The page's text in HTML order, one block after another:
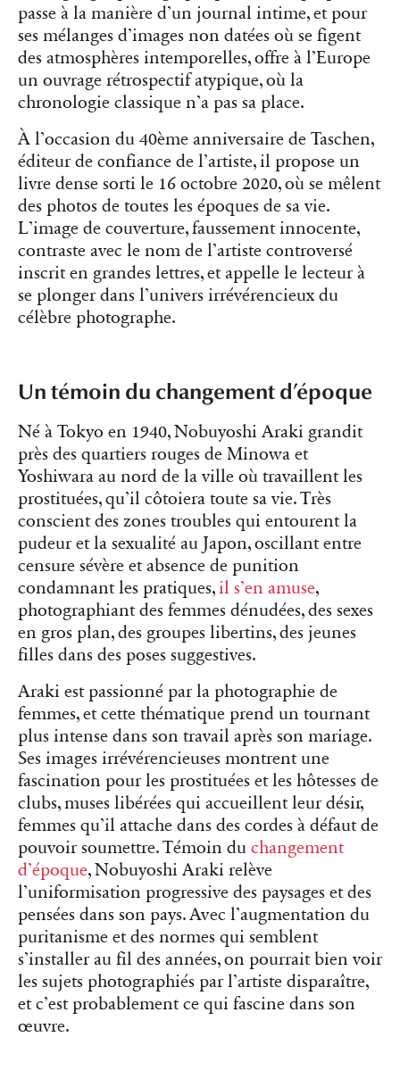
passe à la manière d’un journal intime, et pour
ses mélanges d’images non datées où se figent
des atmosphères intemporelles, offre à l’Europe
un ouvrage rétrospectif atypique, où la
chronologie classique n’a pas sa place.
À l’occasion du 40ème anniversaire de Taschen,
éditeur de confiance de l’artiste, il propose un
livre dense sorti le 16 octobre 2020, où se mêlent
des photos de toutes les époques de sa vie.
L’image de couverture, faussement innocente,
contraste avec le nom de l’artiste controversé
inscrit en grandes lettres, et appelle le lecteur à
se plonger dans l’univers irrévérencieux du
célèbre photographe.
Un témoin du changement d’époque
Né à Tokyo en 1940, Nobuyoshi Araki grandit
près des quartiers rouges de Minowa et
Yoshiwara au nord de la ville où travaillent les
prostituées, qu’il côtoiera toute sa vie. Très
conscient des zones troubles qui entourent la
pudeur et la sexualité au Japon, oscillant entre
censure sévère et absence de punition
condamnant les pratiques,il s’en amuse,
photographiant des femmes dénudées, des sexes
en gros plan, des groupes libertins, des jeunes
filles dans des poses suggestives.
Araki est passionné par la photographie de
femmes, et cette thématique prend un tournant
plus intense dans son travail après son mariage.
Ses images irrévérencieuses montrent une
fascination pour les prostituées et les hôtesses de
clubs, muses libérées qui accueillent leur désir,
femmes qu’il attache dans des cordes à défaut de
pouvoir soumettre. Témoin du changement
d’époque, Nobuyoshi Araki relève
l’uniformisation progressive des paysages et des
pensées dans son pays. Avec l’augmentation du
puritanisme et des normes qui semblent
s’installer au fil des années, on pourrait bien voir
les sujets photographiés par l’artiste disparaître,
et c’est probablement ce qui fascine dans son
œuvre.